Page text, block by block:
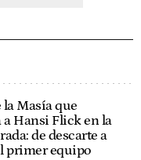
la Masía que
Hansi Flick en la
de descarte a
primer equipo